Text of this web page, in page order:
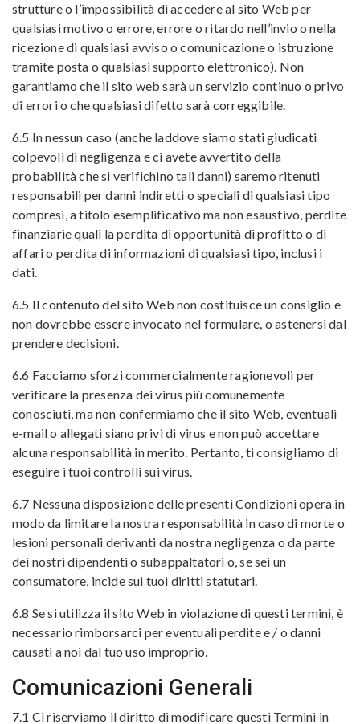
strutture o l’impossibilità di accedere al sito Web per
qualsiasi motivo o errore, errore o ritardo nell’invio o nella
ricezione di qualsiasi avviso o comunicazione o istruzione
tramite posta o qualsiasi supporto elettronico). Non
garantiamo che il sito web sarà un servizio continuo o privo
di errori o che qualsiasi difetto sarà correggibile.
6.5 In nessun caso (anche laddove siamo stati giudicati
colpevoli di negligenza e ci avete avvertito della
probabilità che si verifichino tali danni) saremo ritenuti
responsabili per danni indiretti o speciali di qualsiasi tipo
compresi, a titolo esemplificativo ma non esaustivo, perdite
finanziarie quali la perdita di opportunità di profitto o di
affari o perdita di informazioni di qualsiasi tipo, inclusi i
dati.
6.5 Il contenuto del sito Web non costituisce un consiglio e
non dovrebbe essere invocato nel formulare, o astenersi dal
prendere decisioni.
6.6 Facciamo sforzi commercialmente ragionevoli per
verificare la presenza dei virus più comunemente
conosciuti, ma non confermiamo che il sito Web, eventuali
e-mail o allegati siano privi di virus e non può accettare
alcuna responsabilità in merito. Pertanto, ti consigliamo di
eseguire i tuoi controlli sui virus.
6.7 Nessuna disposizione delle presenti Condizioni opera in
modo da limitare la nostra responsabilità in caso di morte o
lesioni personali derivanti da nostra negligenza o da parte
dei nostri dipendenti o subappaltatori o, se sei un
consumatore, incide sui tuoi diritti statutari.
6.8 Se si utilizza il sito Web in violazione di questi termini, è
necessario rimborsarci per eventuali perdite e / o danni
causati a noi dal tuo uso improprio.
Comunicazioni Generali
7.1 Ci riserviamo il diritto di modificare questi Termini in